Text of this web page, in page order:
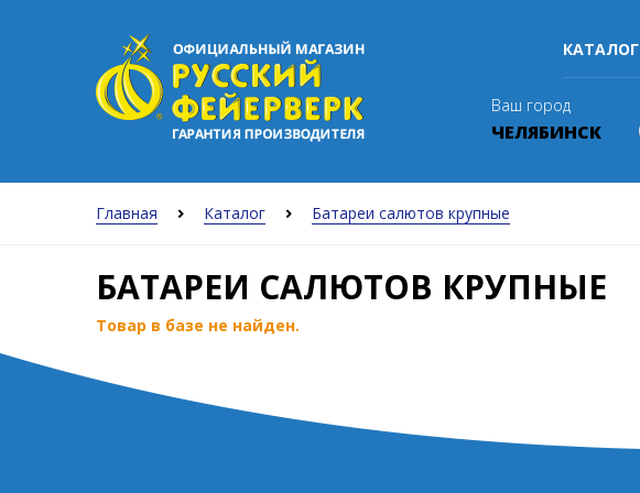
КАТАЛОГ
Ваш город
ЧЕЛЯБИНСК
Главная Каталог Батареи салютов крупные
БАТАРЕИ САЛЮТОВ КРУПНЫЕ
Товар в базе не найден.